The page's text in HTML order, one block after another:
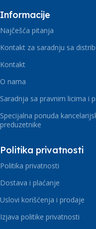
Informacije
Najčešća pitanja
Kontakt za saradnju sa
Kontakt
O nama
Saradnja sa pravnim licima i
Specijalna ponuda
preduzetnike
Politika privatnosti
Politika privatnosti
Dostava i plaćanje
Uslovi korišćenja i prodaje
Izjava politike privatnosti